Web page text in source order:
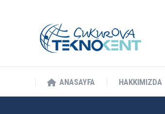
ANASAYFA HAKKIMIZDA